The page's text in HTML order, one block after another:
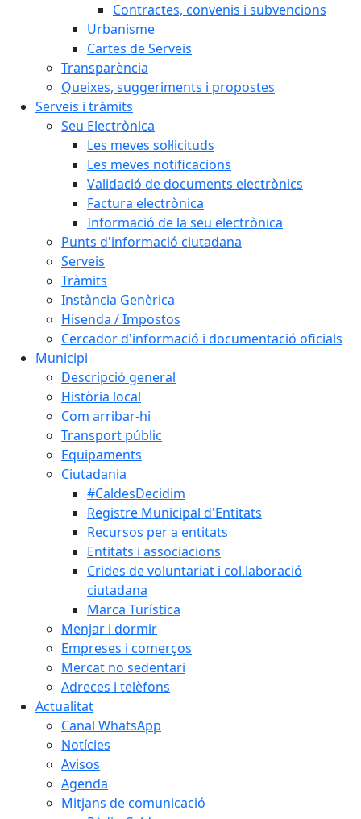
Contractes, convenis i subvencions
Urbanisme
Cartes de Serveis
Transparència
Queixes, suggeriments i propostes
Serveis i tràmits
Seu Electrònica
Les meves sol·licituds
Les meves notificacions
Validació de documents electrònics
Factura electrònica
Informació de la seu electrònica
Punts d'informació ciutadana
Serveis
Tràmits
Instància Genèrica
Hisenda / Impostos
Cercador d'informació i documentació oficials
Municipi
Descripció general
Història local
Com arribar-hi
Transport públic
Equipaments
Ciutadania
#CaldesDecidim
Registre Municipal d'Entitats
Recursos per a entitats
Entitats i associacions
Crides de voluntariat i col.laboració
ciutadana
Marca Turística
Menjar i dormir
Empreses i comerços
Mercat no sedentari
Adreces i telèfons
Actualitat
Canal WhatsApp
Notícies
Avisos
Agenda
Mitjans de comunicació